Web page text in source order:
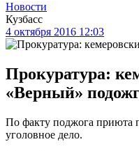
Новости
Кузбасс
4 октября 2016 12:03
Прокуратура:
«Верный»
По факту поджога приюта
уголовное дело.